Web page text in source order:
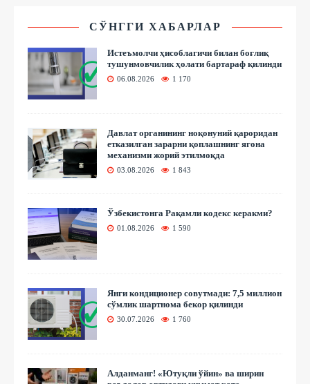
СЎНГГИ ХАБАРЛАР
Истеъмолчи ҳисоблагичи билан боғлиқ
тушунмовчилик ҳолати бартараф қилинди
06.08.2026 1 170
Давлат органининг ноқонуний қароридан
етказилган зарарни қоплашнинг ягона
механизми жорий этилмоқда
03.08.2026 1 843
Ўзбекистонга Рақамли кодекс керакми?
01.08.2026 1 590
Янги кондиционер совутмади: 7,5 миллион
сўмлик шартнома бекор қилинди
30.07.2026 1 760
Алданманг! «Ютуқли ўйин» ва ширин